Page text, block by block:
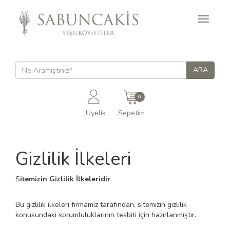
Toggle
Üyelik
0
Sepetim
Gizlilik İlkeleri
Sitemizin Gizlilik İlkeleridir
Bu gizlilik ilkeleri firmamız tarafından, sitemizin gizlilik
konusundaki sorumluluklarının tesbiti için hazırlanmıştır.